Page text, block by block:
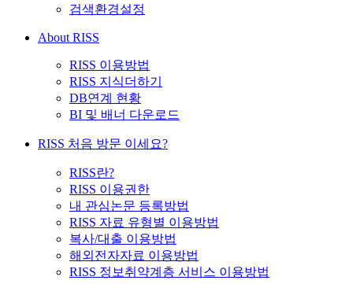
검색환경설정
About RISS
RISS 이용방법
RISS 지식더하기
DB연계 현황
BI 및 배너 다운로드
RISS 처음 방문 이세요?
RISS란?
RISS 이용권한
내 관심논문 등록방법
RISS 자료 유형별 이용방법
복사/대출 이용방법
해외전자자료 이용방법
RISS 정보취약계층 서비스 이용방법